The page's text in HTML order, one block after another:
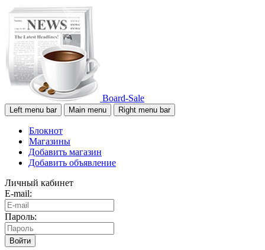
Board-Sale
Left menu bar Main menu Right menu bar
Блокнот
Магазины
Добавить магазин
Добавить объявление
Личный кабинет
E-mail:
Пароль:
Войти